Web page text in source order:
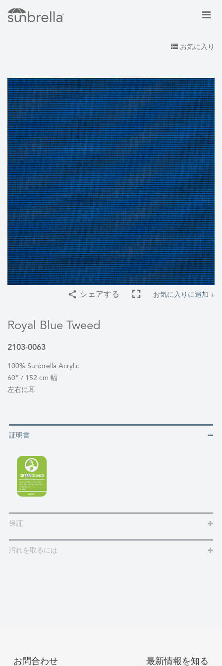
お気に入り
シェアする お気に入りに追加 +
Royal Blue Tweed
2103-0063
100% Sunbrella Acrylic
60" / 152 cm 幅
左右に耳
証明書
保証
汚れを取るには
お問合わせ 最新情報を知る